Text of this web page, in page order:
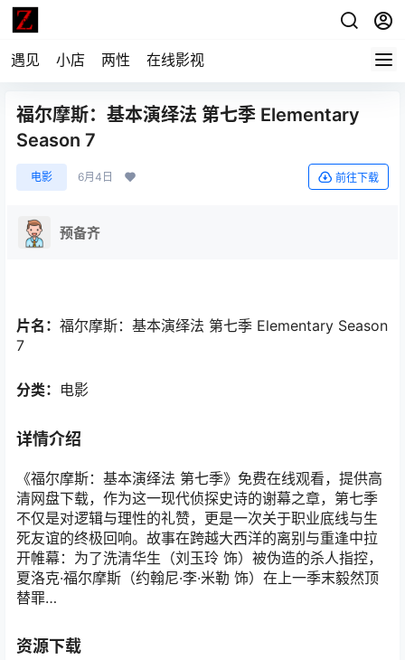
遇见 小店 两性 在线影视
福尔摩斯：基本演绎法 第七季 Elementary
Season 7
电影 6月4日 前往下载
预备齐
片名： 福尔摩斯：基本演绎法 第七季 Elementary Season
7
分类： 电影
详情介绍
《福尔摩斯：基本演绎法 第七季》免费在线观看，提供高
清网盘下载，作为这一现代侦探史诗的谢幕之章，第七季
不仅是对逻辑与理性的礼赞，更是一次关于职业底线与生
死友谊的终极回响。故事在跨越大西洋的离别与重逢中拉
开帷幕：为了洗清华生（刘玉玲 饰）被伪造的杀人指控，
夏洛克·福尔摩斯（约翰尼·李·米勒 饰）在上一季末毅然顶
替罪…
资源下载